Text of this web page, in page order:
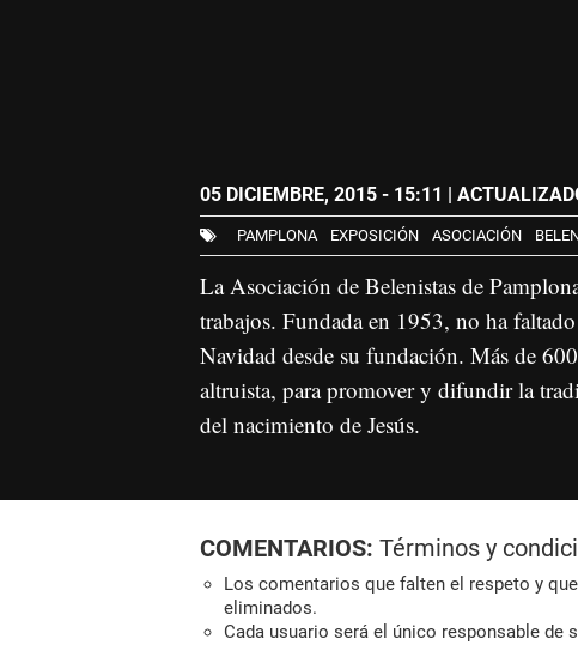
05 DICIEMBRE, 2015 - 15:11 |
PAMPLONA EXPOSICIÓN ASOCIACIÓN
La Asociación de Belenistas de
trabajos. Fundada en 1953, no ha
Navidad desde su fundación. Más de
altruista, para promover y difundir la
del nacimiento de Jesús.
COMENTARIOS: Términos y
Los comentarios que falten el respeto y
eliminados.
Cada usuario será el único responsable de